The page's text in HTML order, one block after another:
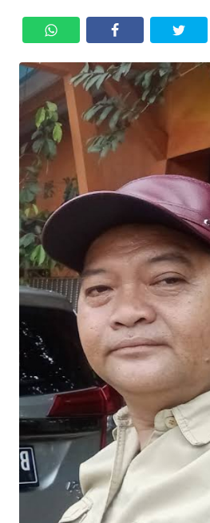
EKUIN
SAINS-TEKNO
KESEHATAN
INTERNASIONAL
SERBA-SERBI
PENDIDIKAN
OLAHRAGA
OPINI
EDITORIAL
Informasi
INDEKS
BERITA